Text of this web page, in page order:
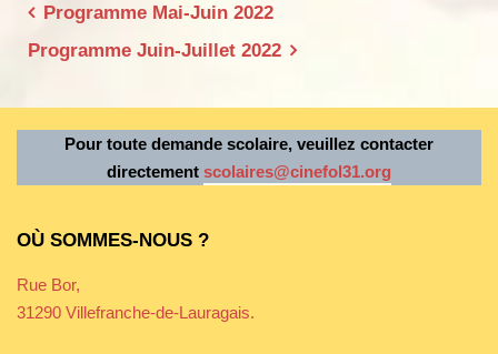
Navigation
de
Programme Mai-Juin 2022
Programme Juin-Juillet 2022
Pour toute demande scolaire, veuillez contacter
directement scolaires@cinefol31.org
OÙ SOMMES-NOUS ?
Rue Bor,
31290 Villefranche-de-Lauragais.